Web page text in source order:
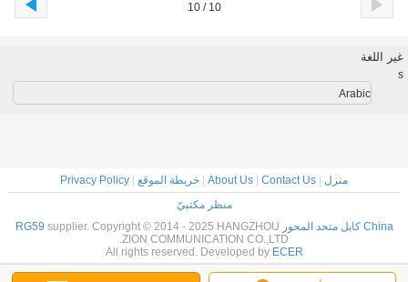
10 / 10
غير اللغة
s
Arabic
منزل About Us Contact Us خريطة الموقع
Privacy Policy
منظر مكتبيّ
China كابل متحد المحور RG59
supplier. Copyright © 2014 - 2025 HANGZHOU
ZION COMMUNICATION CO.,LTD.
All rights reserved. Developed by ECER